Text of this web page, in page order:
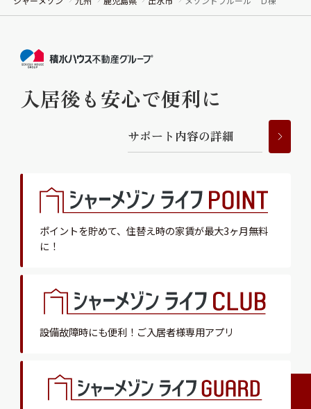
入居後も安心で便利に
サポー ト 内容の詳細
ポイントを貯めて、 住替え時の家賃が最大3ヶ月無料
に！
設備故障時にも便利！ ご入居者様専用アプリ